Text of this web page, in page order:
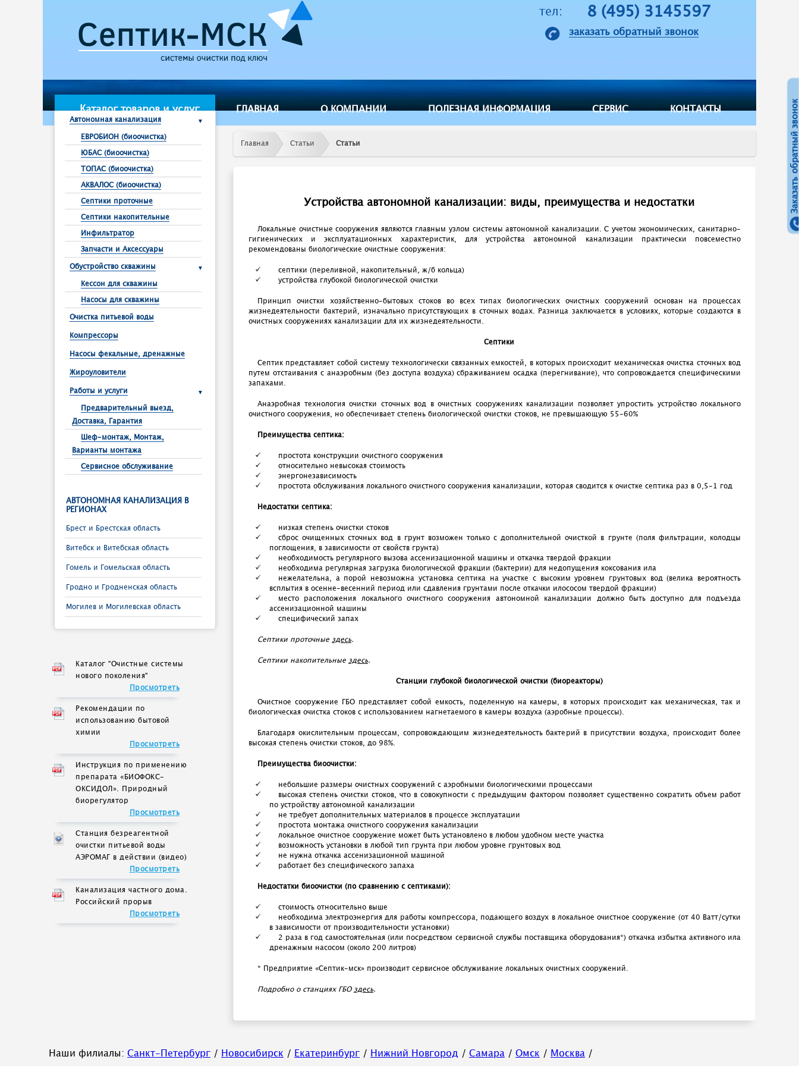
Заказать обратный звонок
тел: 8 (495) 3145597
заказать обратный звонок
Каталог товаров и услуг
Автономная канализация
ЕВРОБИОН (биоочистка)
ЮБАС (биоочистка)
ТОПАС (биоочистка)
АКВАЛОС (биоочистка)
Септики проточные
Септики накопительные
Инфильтратор
Запчасти и Аксессуары
Обустройство скважины
Кессон для скважины
Насосы для скважины
Очистка питьевой воды
Компрессоры
Насосы фекальные, дренажные
Жироуловители
Работы и услуги
Предварительный выезд,
Доставка, Гарантия
Шеф-монтаж, Монтаж,
Варианты монтажа
Сервисное обслуживание
АВТОНОМНАЯ КАНАЛИЗАЦИЯ В
РЕГИОНАХ
Брест и Брестcкая область
Витебск и Витебская область
Гомель и Гомельская область
Гродно и Гродненская область
Могилев и Могилевская область
ГЛАВНАЯ О КОМПАНИИ ПОЛЕЗНАЯ ИНФОРМАЦИЯ СЕРВИС КОНТАКТЫ
Главная Статьи Статьи
Устройства автономной канализации: виды, преимущества и недостатки
Локальные очистные сооружения являются главным узлом системы автономной канализации. С учетом экономических, санитарно-
гигиенических и эксплуатационных характеристик, для устройства автономной канализации практически повсеместно
рекомендованы биологические очистные сооружения:
септики (переливной, накопительный, ж/б кольца)
устройства глубокой биологической очистки
Принцип очистки хозяйственно-бытовых стоков во всех типах биологических очистных сооружений основан на процессах
жизнедеятельности бактерий, изначально присутствующих в сточных водах. Разница заключается в условиях, которые создаются в
очистных сооружениях канализации для их жизнедеятельности.
Септики
Септик представляет собой систему технологически связанных емкостей, в которых происходит механическая очистка сточных вод
путем отстаивания с анаэробным (без доступа воздуха) сбраживанием осадка (перегнивание), что сопровождается специфическими
запахами.
Анаэробная технология очистки сточных вод в очистных сооружениях канализации позволяет упростить устройство локального
очистного сооружения, но обеспечивает степень биологической очистки стоков, не превышающую 55-60%
Преимущества септика:
простота конструкции очистного сооружения
относительно невысокая стоимость
энергонезависимость
простота обслуживания локального очистного сооружения канализации, которая сводится к очистке септика раз в 0,5-1 год
Недостатки септика:
низкая степень очистки стоков
сброс очищенных сточных вод в грунт возможен только с дополнительной очисткой в грунте (поля фильтрации, колодцы
поглощения, в зависимости от свойств грунта)
необходимость регулярного вызова ассенизационной машины и откачка твердой фракции
необходима регулярная загрузка биологической фракции (бактерии) для недопущения коксования ила
нежелательна, а порой невозможна установка септика на участке с высоким уровнем грунтовых вод (велика вероятность
всплытия в осенне-весенний период или сдавления грунтами после откачки илососом твердой фракции)
место расположения локального очистного сооружения автономной канализации должно быть доступно для подъезда
ассенизационной машины
специфический запах
Септики проточные здесь.
Септики накопительные здесь.
Станции глубокой биологической очистки (биореакторы)
Очистное сооружение ГБО представляет собой емкость, поделенную на камеры, в которых происходит как механическая, так и
биологическая очистка стоков с использованием нагнетаемого в камеры воздуха (аэробные процессы).
Благодаря окислительным процессам, сопровождающим жизнедеятельность бактерий в присутствии воздуха, происходит более
высокая степень очистки стоков, до 98%.
Преимущества биоочистки:
небольшие размеры очистных сооружений с аэробными биологическими процессами
высокая степень очистки стоков, что в совокупности с предыдущим фактором позволяет существенно сократить объем работ
по устройству автономной канализации
не требует дополнительных материалов в процессе эксплуатации
простота монтажа очистного сооружения канализации
локальное очистное сооружение может быть установлено в любом удобном месте участка
возможность установки в любой тип грунта при любом уровне грунтовых вод
не нужна откачка ассенизационной машиной
работает без специфического запаха
Недостатки биоочистки (по сравнению с септиками):
стоимость относительно выше
необходима электроэнергия для работы компрессора, подающего воздух в локальное очистное сооружение (от 40 Ватт/сутки
в зависимости от производительности установки)
2 раза в год самостоятельная (или посредством сервисной службы поставщика оборудования*) откачка избытка активного ила
дренажным насосом (около 200 литров)
* Предприятие «Септик-мск» производит сервисное обслуживание локальных очистных сооружений.
Подробно о станциях ГБО здесь.
Каталог "Очистные системы
нового поколения"
Просмотреть
Рекомендации по
использованию бытовой
химии
Просмотреть
Инструкция по применению
препарата «БИОФОКС-
ОКСИДОЛ». Природный
биорегулятор
Просмотреть
Станция безреагентной
очистки питьевой воды
АЭРОМАГ в действии (видео)
Просмотреть
Канализация частного дома.
Российский прорыв
Просмотреть
Наши филиалы: Санкт-Петербург / Новосибирск / Екатеринбург / Нижний Новгород / Самара / Омск / Москва /